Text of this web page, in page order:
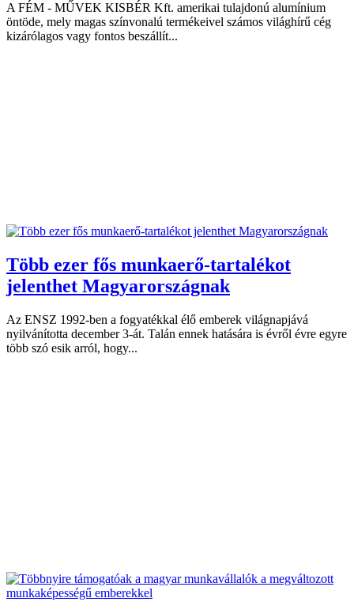
A FÉM - MŰVEK KISBÉR Kft. amerikai tulajdonú alumínium
öntöde, mely magas színvonalú termékeivel számos világhírű cég
kizárólagos vagy fontos beszállít...
Több ezer fős munkaerő-tartalékot
jelenthet Magyarországnak
Az ENSZ 1992-ben a fogyatékkal élő emberek világnapjává
nyilvánította december 3-át. Talán ennek hatására is évről évre egyre
több szó esik arról, hogy...